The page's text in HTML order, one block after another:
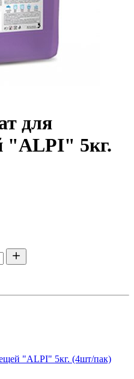
для
"ALPI" 5кг.
"ALPI" 5кг. (4шт/пак)